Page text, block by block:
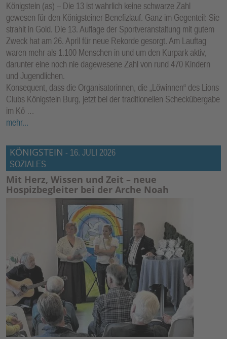
Königstein (as) – Die 13 ist wahrlich keine schwarze Zahl
gewesen für den Königsteiner Benefizlauf. Ganz im Gegenteil: Sie
strahlt in Gold. Die 13. Auflage der Sportveranstaltung mit gutem
Zweck hat am 26. April für neue Rekorde gesorgt. Am Lauftag
waren mehr als 1.100 Menschen in und um den Kurpark aktiv,
darunter eine noch nie dagewesene Zahl von rund 470 Kindern
und Jugendlichen.
Konsequent, dass die Organisatorinnen, die „Löwinnen“ des Lions
Clubs Königstein Burg, jetzt bei der traditionellen Scheckübergabe
im Kö …
mehr...
KÖNIGSTEIN - 16. JULI 2026
SOZIALES
Mit Herz, Wissen und Zeit – neue
Hospizbegleiter bei der Arche Noah